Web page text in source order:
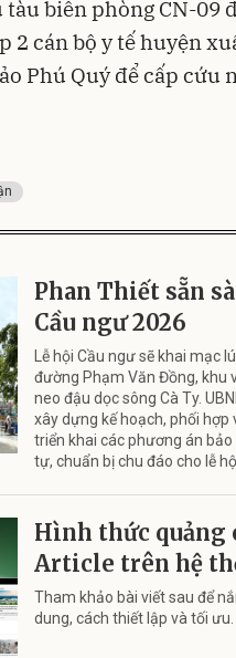
tàu biên phòng CN-09
2 cán bộ y tế huyện
Phú Quý để cấp cứu
Phan Thiết sẵn
Cầu ngư 2026
Lễ hội Cầu ngư sẽ khai mạc
đường Phạm Văn Đồng, khu
neo đậu dọc sông Cà Ty.
xây dựng kế hoạch, phối hợp
triển khai các phương án
tự, chuẩn bị chu đáo cho lễ
Hình thức quảng
Article trên hệ
Tham khảo bài viết sau để
dung, cách thiết lập và tối ưu.